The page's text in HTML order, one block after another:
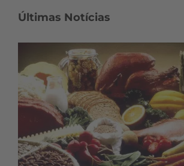
Últimas Notícias